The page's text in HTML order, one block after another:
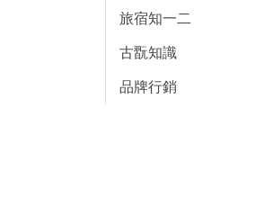
旅宿知一二
古翫知識
品牌行銷